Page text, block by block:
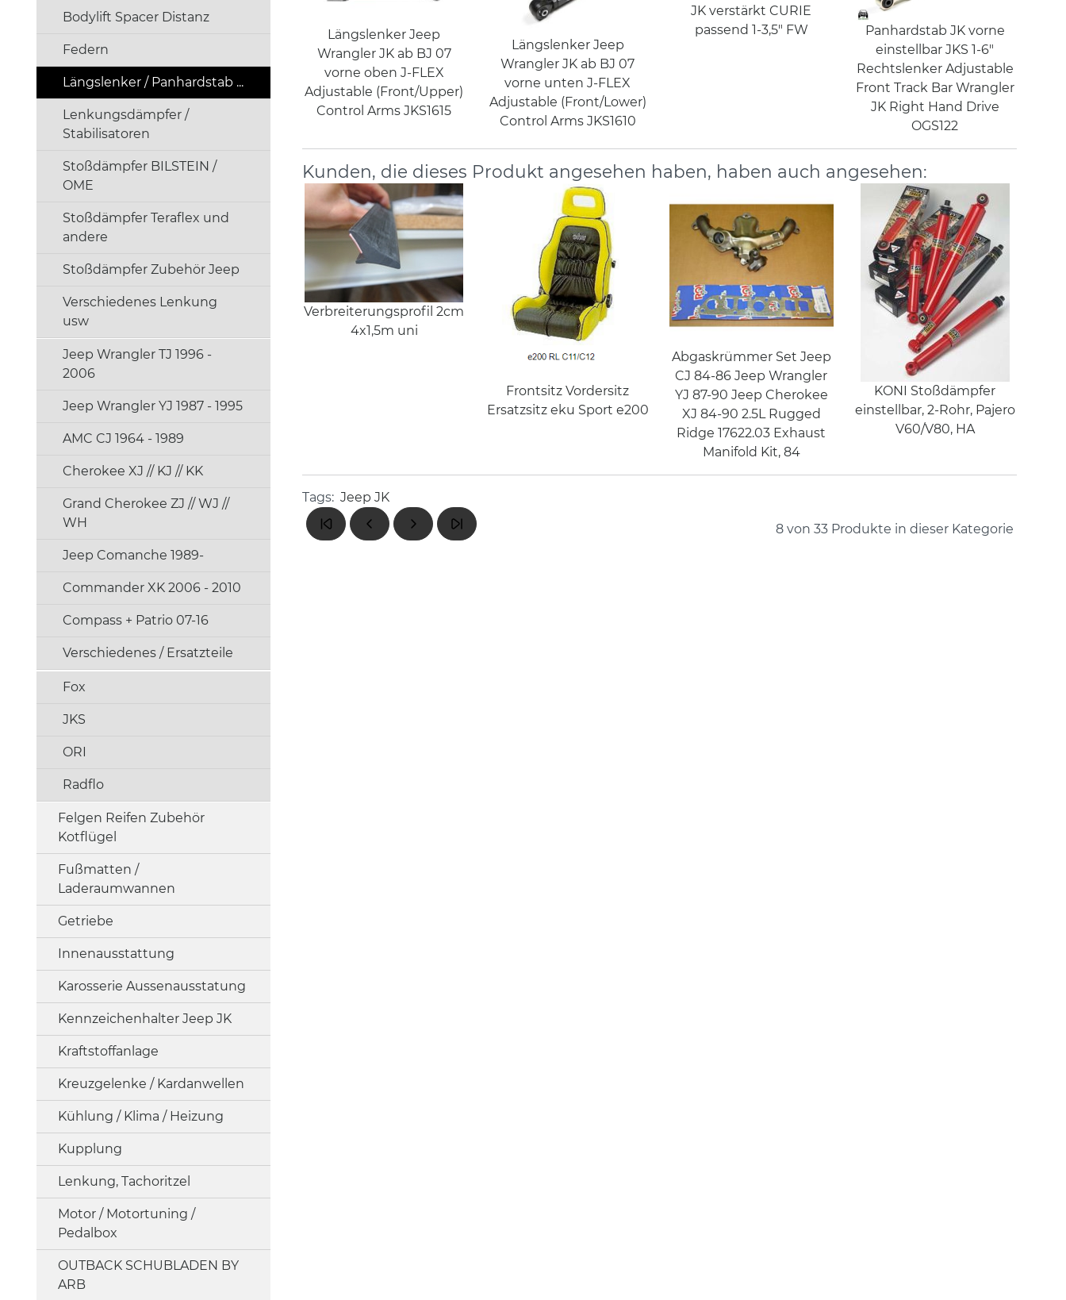
Bodylift Spacer Distanz
Federn
Längslenker / Panhardstab ...
Lenkungsdämpfer /
Stabilisatoren
Stoßdämpfer BILSTEIN /
OME
Stoßdämpfer Teraflex und
andere
Stoßdämpfer Zubehör Jeep
Verschiedenes Lenkung
usw
Jeep Wrangler TJ 1996 -
2006
Jeep Wrangler YJ 1987 - 1995
AMC CJ 1964 - 1989
Cherokee XJ // KJ // KK
Grand Cherokee ZJ // WJ //
WH
Jeep Comanche 1989-
Commander XK 2006 - 2010
Compass + Patrio 07-16
Verschiedenes / Ersatzteile
Fox
JKS
ORI
Radflo
Felgen Reifen Zubehör
Kotflügel
Fußmatten /
Laderaumwannen
Getriebe
Innenausstattung
Karosserie Aussenausstatung
Kennzeichenhalter Jeep JK
Kraftstoffanlage
Kreuzgelenke / Kardanwellen
Kühlung / Klima / Heizung
Kupplung
Lenkung, Tachoritzel
Motor / Motortuning /
Pedalbox
OUTBACK SCHUBLADEN BY
ARB
Längslenker Jeep
Wrangler JK ab BJ 07
vorne oben J-FLEX
Adjustable (Front/Upper)
Control Arms JKS1615
Längslenker Jeep
Wrangler JK ab BJ 07
vorne unten J-FLEX
Adjustable (Front/Lower)
Control Arms JKS1610
JK verstärkt CURIE
passend 1-3,5" FW
Panhardstab JK vorne
einstellbar JKS 1-6"
Rechtslenker Adjustable
Front Track Bar Wrangler
JK Right Hand Drive
OGS122
Kunden, die dieses Produkt angesehen haben, haben auch angesehen:
Verbreiterungsprofil 2cm
4x1,5m uni
Frontsitz Vordersitz
Ersatzsitz eku Sport e200
Abgaskrümmer Set Jeep
CJ 84-86 Jeep Wrangler
YJ 87-90 Jeep Cherokee
XJ 84-90 2.5L Rugged
Ridge 17622.03 Exhaust
Manifold Kit, 84
KONI Stoßdämpfer
einstellbar, 2-Rohr, Pajero
V60/V80, HA
Tags: Jeep JK
8 von 33 Produkte in dieser Kategorie